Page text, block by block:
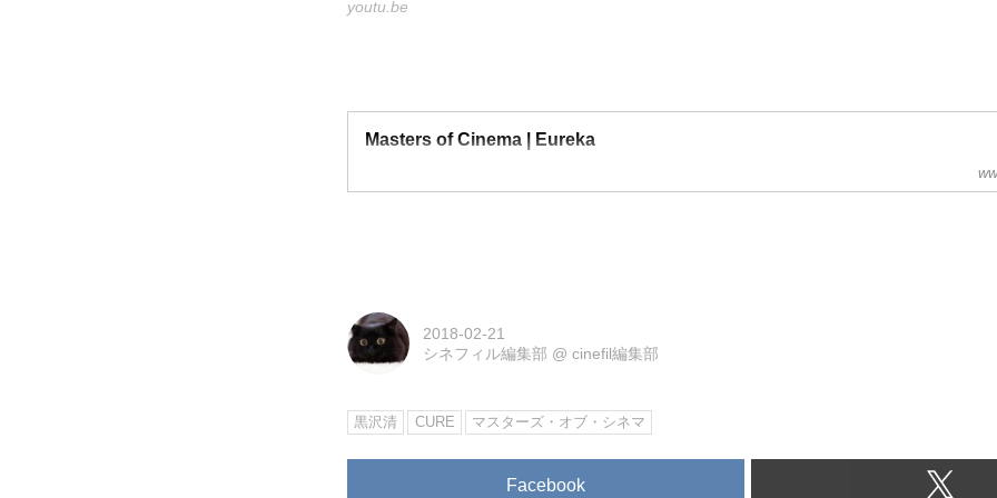
youtu.be
Masters of Cinema | Eureka
2018-02-21
シネフィル編集部 @cinefil編集部
黒沢清 CURE マスターズ・オブ・シネマ
Facebook